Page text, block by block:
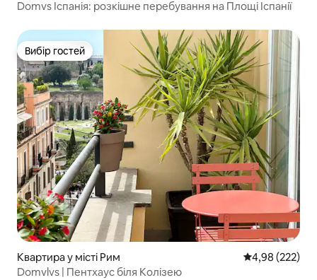
Domvs Іспанія: розкішне перебування на Площі Іспанії
Вибір гостей
Вибір гостей
Квартира у місті Рим Середня
4,98 (222)
Domvlvs | Пентхаус біля Колізею